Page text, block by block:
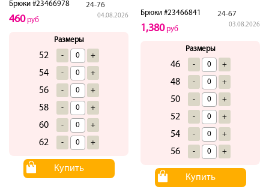
Брюки #23466978 24-76
04.08.2026
460руб
Размеры
52 - +
54 - +
56 - +
58 - +
60 - +
62 - +
Купить
Брюки #23466841 24-67
03.08.2026
1,380руб
Размеры
46 - +
48 - +
50 - +
52 - +
54 - +
56 - +
Купить